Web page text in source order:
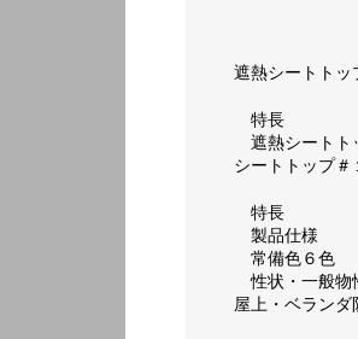
遮熱シートトッ
特長
遮熱シートト
シートトップ
特長
製品仕様
常備色６色
性状・一般物
屋上・ベラン